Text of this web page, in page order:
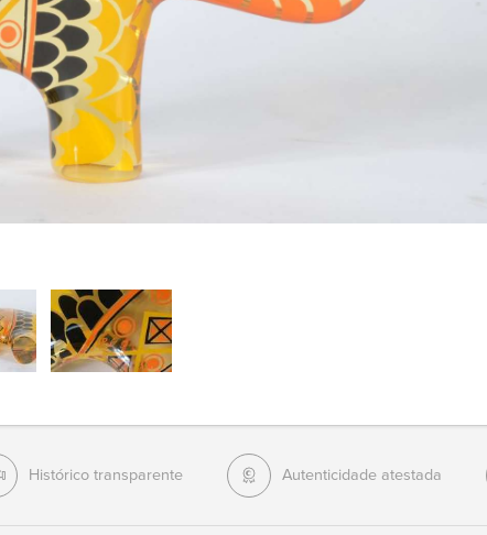
Histórico transparente Autenticidade atestada